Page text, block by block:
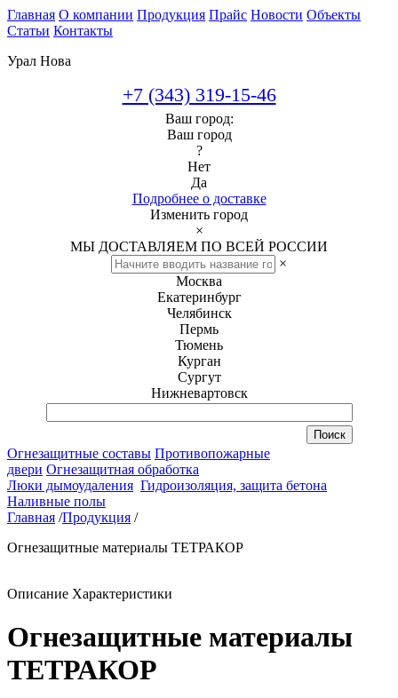
Главная О компании Продукция Прайс Новости Объекты
Статьи Контакты
Урал Нова
+7 (343) 319-15-46
Ваш город:
Ваш город
?
Нет
Да
Подробнее о доставке
Изменить город
×
МЫ ДОСТАВЛЯЕМ ПО ВСЕЙ РОССИИ
×
Москва
Екатеринбург
Челябинск
Пермь
Тюмень
Курган
Сургут
Нижневартовск
Огнезащитные составы Противопожарные
двери Огнезащитная обработка
Люки дымоудаления Гидроизоляция, защита бетона
Наливные полы
Главная /Продукция /
Огнезащитные материалы ТЕТРАКОР
Описание Характеристики
Огнезащитные материалы
ТЕТРАКОР